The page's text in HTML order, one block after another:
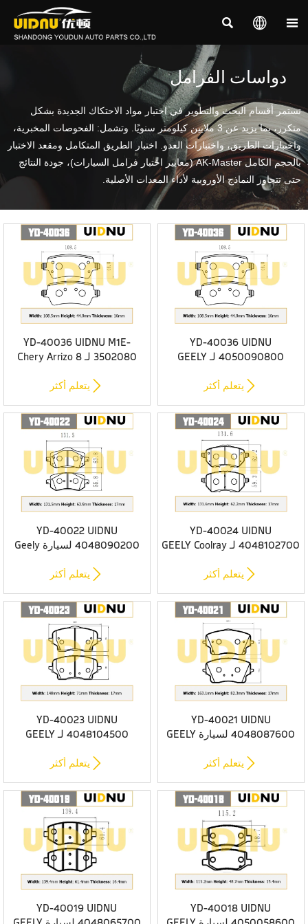
  
دواسات الفرامل
تستمر أقسام البحث والتطوير في اختبار مواد الاحتكاك الجديدة بشكل
متكرر، بما يزيد عن 3 ملايين كيلومتر سنويًا. وتشمل: الفحوصات المخبرية،
واختبارات الطريق، واختبارات العدو. اختبار الطريق المتكامل ومقعد الاختبار
بالحجم الكامل AK-Master (معايير اختبار فرامل السيارات)، جودة النتائج
حتى تتجاوز النماذج الأوروبية لأداء المعدات الأصلية.
YD-40036 UIDNU M1E-
3502080 لـ Chery Arrizo 8
يتعلم أكثر 
YD-40036 UIDNU
4050090800 لـ GEELY
الفرامل الخلفية
يتعلم أكثر 
YD-40022 UIDNU
4048090200 لسيارة Geely
وسادات الفرامل الأمامية
يتعلم أكثر 
YD-40024 UIDNU
4048102700 لـ GEELY Coolray
يتعلم أكثر 
YD-40023 UIDNU
4048104500 لـ GEELY
أمامية 2WD
يتعلم أكثر 
YD-40021 UIDNU
4048087600 لسيارة GEELY
L7 SUV PHEV 2024- وسادات
الفرامل الأمامية
يتعلم أكثر 
YD-40019 UIDNU
YD-40018 UIDNU